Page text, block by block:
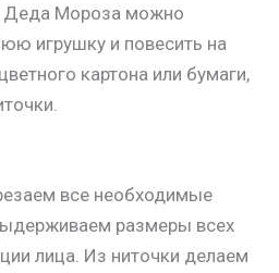
Деда Мороза можно
игрушку и повесить на
картона или бумаги,
все необходимые
размеры всех
лица. Из ниточки делаем